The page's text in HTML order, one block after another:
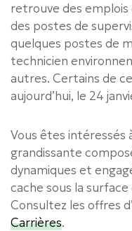
retrouve des emplois
des postes de
quelques postes de
technicien
autres. Certains de
aujourd’hui, le 24
Vous êtes intéressés
grandissante
dynamiques et
cache sous la
Consultez les offres
Carrières.